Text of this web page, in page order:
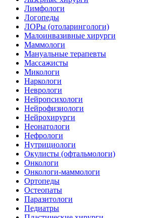
Лимфологи
Логопеды
ЛОРы (отоларингологи)
Малоинвазивные хирурги
Маммологи
Мануальные терапевты
Массажисты
Микологи
Наркологи
Неврологи
Нейропсихологи
Нейрофизиологи
Нейрохирурги
Неонатологи
Нефрологи
Нутрициологи
Окулисты (офтальмологи)
Онкологи
Онкологи-маммологи
Ортопеды
Остеопаты
Паразитологи
Педиатры